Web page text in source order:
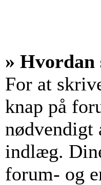
» Hvordan
For at
knap på
nødvendigt
indlæg.
forum- og